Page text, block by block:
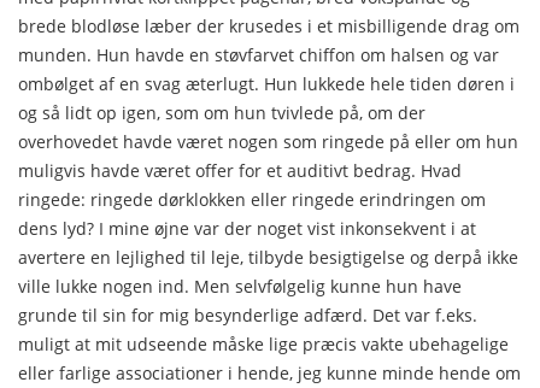
brede blodløse læber der krusedes i et misbilligende drag om
munden. Hun havde en støvfarvet chiffon om halsen og var
om­bølget af en svag æterlugt. Hun lukkede hele tiden døren i
og så lidt op igen, som om hun tvivlede på, om der
overhovedet havde været nogen som ringede på eller om hun
muligvis hav­de været offer for et auditivt bedrag. Hvad
ringede: ringede dørklokken eller ringede erindringen om
dens lyd? I mine øj­ne var der noget vist inkonsekvent i at
avertere en lejlighed til leje, tilbyde besigtigelse og derpå ikke
ville lukke nogen ind. Men selvfølgelig kunne hun have
grunde til sin for mig besynderlige adfærd. Det var f.eks.
muligt at mit udseende måske lige præcis vakte ubehagelige
eller farlige associationer i hende, jeg kunne minde hende om